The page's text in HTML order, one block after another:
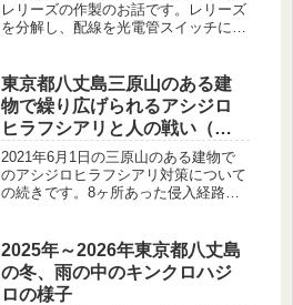
レリーズの作製のお話です。レリーズ
を分解し、配線を光電管スイッチに接
東京都八丈島三原山のある建
物で繰り広げられるアシジロ
ヒラフシアリと人の戦い（続
き）
2021年6月1日の三原山のある建物で
のアシジロヒラフシアリ対策について
の続きです。8ヶ所あった侵入経路は2
せん。現在行われている対策について
お話します。
2025年～2026年東京都八丈島
の冬、雨の中のキンクロハジ
ロの様子